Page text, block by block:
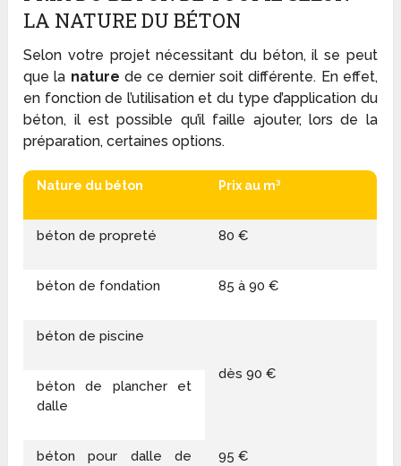
LA NATURE DU BÉTON
Selon votre projet nécessitant du béton, il se peut
que la nature de ce dernier soit différente. En effet,
en fonction de l’utilisation et du type d’application du
béton, il est possible qu’il faille ajouter, lors de la
préparation, certaines options.
Nature du béton Prix au m³
béton de propreté 80 €
béton de fondation 85 à 90 €
béton de piscine
dès 90 €
béton de plancher et
dalle
béton pour dalle de
95 €